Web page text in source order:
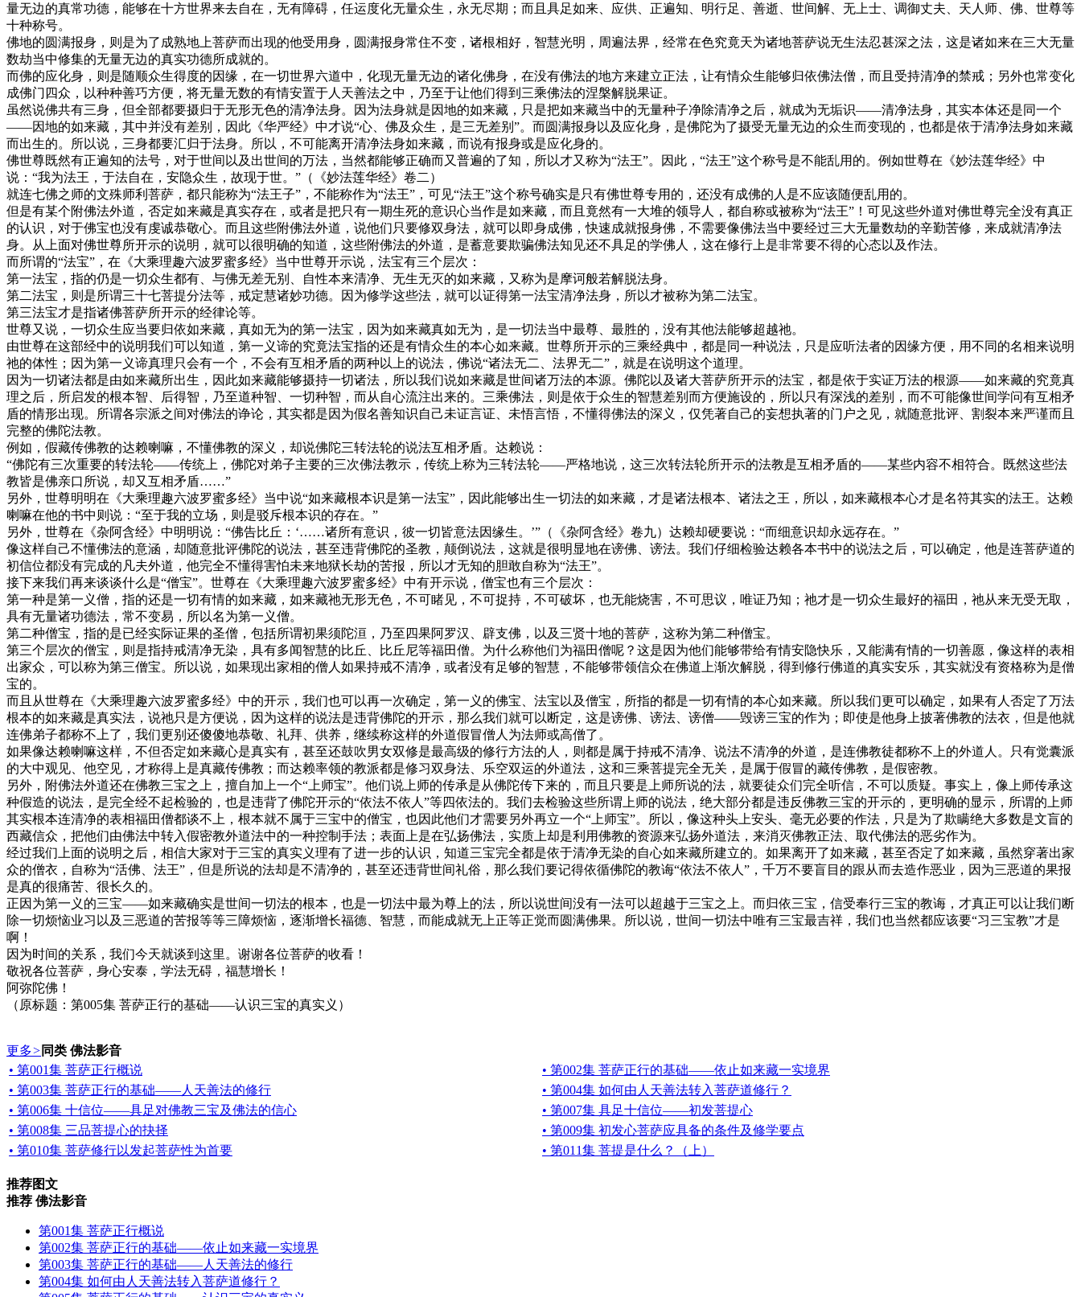
量无边的真常功德，能够在十方世界来去自在，无有障碍，任运度化无量众生，永无尽期；而且具足如来、应供、正遍知、明行足、善逝、世间解、无上士、调御丈夫、天人师、佛、世尊等
十种称号。
佛地的圆满报身，则是为了成熟地上菩萨而出现的他受用身，圆满报身常住不变，诸根相好，智慧光明，周遍法界，经常在色究竟天为诸地菩萨说无生法忍甚深之法，这是诸如来在三大无量
数劫当中修集的无量无边的真实功德所成就的。
而佛的应化身，则是随顺众生得度的因缘，在一切世界六道中，化现无量无边的诸化佛身，在没有佛法的地方来建立正法，让有情众生能够归依佛法僧，而且受持清净的禁戒；另外也常变化
成佛门四众，以种种善巧方便，将无量无数的有情安置于人天善法之中，乃至于让他们得到三乘佛法的涅槃解脱果证。
虽然说佛共有三身，但全部都要摄归于无形无色的清净法身。因为法身就是因地的如来藏，只是把如来藏当中的无量种子净除清净之后，就成为无垢识——清净法身，其实本体还是同一个
——因地的如来藏，其中并没有差别，因此《华严经》中才说“心、佛及众生，是三无差别”。而圆满报身以及应化身，是佛陀为了摄受无量无边的众生而变现的，也都是依于清净法身如来藏
而出生的。所以说，三身都要汇归于法身。所以，不可能离开清净法身如来藏，而说有报身或是应化身的。
佛世尊既然有正遍知的法号，对于世间以及出世间的万法，当然都能够正确而又普遍的了知，所以才又称为“法王”。因此，“法王”这个称号是不能乱用的。例如世尊在《妙法莲华经》中
说：“我为法王，于法自在，安隐众生，故现于世。”（《妙法莲华经》卷二）
就连七佛之师的文殊师利菩萨，都只能称为“法王子”，不能称作为“法王”，可见“法王”这个称号确实是只有佛世尊专用的，还没有成佛的人是不应该随便乱用的。
但是有某个附佛法外道，否定如来藏是真实存在，或者是把只有一期生死的意识心当作是如来藏，而且竟然有一大堆的领导人，都自称或被称为“法王”！可见这些外道对佛世尊完全没有真正
的认识，对于佛宝也没有虔诚恭敬心。而且这些附佛法外道，说他们只要修双身法，就可以即身成佛，快速成就报身佛，不需要像佛法当中要经过三大无量数劫的辛勤苦修，来成就清净法
身。从上面对佛世尊所开示的说明，就可以很明确的知道，这些附佛法的外道，是蓄意要欺骗佛法知见还不具足的学佛人，这在修行上是非常要不得的心态以及作法。
而所谓的“法宝”，在《大乘理趣六波罗蜜多经》当中世尊开示说，法宝有三个层次：
第一法宝，指的仍是一切众生都有、与佛无差无别、自性本来清净、无生无灭的如来藏，又称为是摩诃般若解脱法身。
第二法宝，则是所谓三十七菩提分法等，戒定慧诸妙功德。因为修学这些法，就可以证得第一法宝清净法身，所以才被称为第二法宝。
第三法宝才是指诸佛菩萨所开示的经律论等。
世尊又说，一切众生应当要归依如来藏，真如无为的第一法宝，因为如来藏真如无为，是一切法当中最尊、最胜的，没有其他法能够超越祂。
由世尊在这部经中的说明我们可以知道，第一义谛的究竟法宝指的还是有情众生的本心如来藏。世尊所开示的三乘经典中，都是同一种说法，只是应听法者的因缘方便，用不同的名相来说明
祂的体性；因为第一义谛真理只会有一个，不会有互相矛盾的两种以上的说法，佛说“诸法无二、法界无二”，就是在说明这个道理。
因为一切诸法都是由如来藏所出生，因此如来藏能够摄持一切诸法，所以我们说如来藏是世间诸万法的本源。佛陀以及诸大菩萨所开示的法宝，都是依于实证万法的根源——如来藏的究竟真
理之后，所启发的根本智、后得智，乃至道种智、一切种智，而从自心流注出来的。三乘佛法，则是依于众生的智慧差别而方便施设的，所以只有深浅的差别，而不可能像世间学问有互相矛
盾的情形出现。所谓各宗派之间对佛法的诤论，其实都是因为假名善知识自己未证言证、未悟言悟，不懂得佛法的深义，仅凭著自己的妄想执著的门户之见，就随意批评、割裂本来严谨而且
完整的佛陀法教。
例如，假藏传佛教的达赖喇嘛，不懂佛教的深义，却说佛陀三转法轮的说法互相矛盾。达赖说：
“佛陀有三次重要的转法轮——传统上，佛陀对弟子主要的三次佛法教示，传统上称为三转法轮——严格地说，这三次转法轮所开示的法教是互相矛盾的——某些内容不相符合。既然这些法
教皆是佛亲口所说，却又互相矛盾……”
另外，世尊明明在《大乘理趣六波罗蜜多经》当中说“如来藏根本识是第一法宝”，因此能够出生一切法的如来藏，才是诸法根本、诸法之王，所以，如来藏根本心才是名符其实的法王。达赖
喇嘛在他的书中则说：“至于我的立场，则是驳斥根本识的存在。”
另外，世尊在《杂阿含经》中明明说：“佛告比丘：‘……诸所有意识，彼一切皆意法因缘生。’”（《杂阿含经》卷九）达赖却硬要说：“而细意识却永远存在。”
像这样自己不懂佛法的意涵，却随意批评佛陀的说法，甚至违背佛陀的圣教，颠倒说法，这就是很明显地在谤佛、谤法。我们仔细检验达赖各本书中的说法之后，可以确定，他是连菩萨道的
初信位都没有完成的凡夫外道，他完全不懂得害怕未来地狱长劫的苦报，所以才无知的胆敢自称为“法王”。
接下来我们再来谈谈什么是“僧宝”。世尊在《大乘理趣六波罗蜜多经》中有开示说，僧宝也有三个层次：
第一种是第一义僧，指的还是一切有情的如来藏，如来藏祂无形无色，不可睹见，不可捉持，不可破坏，也无能烧害，不可思议，唯证乃知；祂才是一切众生最好的福田，祂从来无受无取，
具有无量诸功德法，常不变易，所以名为第一义僧。
第二种僧宝，指的是已经实际证果的圣僧，包括所谓初果须陀洹，乃至四果阿罗汉、辟支佛，以及三贤十地的菩萨，这称为第二种僧宝。
第三个层次的僧宝，则是指持戒清净无染，具有多闻智慧的比丘、比丘尼等福田僧。为什么称他们为福田僧呢？这是因为他们能够带给有情安隐快乐，又能满有情的一切善愿，像这样的表相
出家众，可以称为第三僧宝。所以说，如果现出家相的僧人如果持戒不清净，或者没有足够的智慧，不能够带领信众在佛道上渐次解脱，得到修行佛道的真实安乐，其实就没有资格称为是僧
宝的。
而且从世尊在《大乘理趣六波罗蜜多经》中的开示，我们也可以再一次确定，第一义的佛宝、法宝以及僧宝，所指的都是一切有情的本心如来藏。所以我们更可以确定，如果有人否定了万法
根本的如来藏是真实法，说祂只是方便说，因为这样的说法是违背佛陀的开示，那么我们就可以断定，这是谤佛、谤法、谤僧——毁谤三宝的作为；即使是他身上披著佛教的法衣，但是他就
连佛弟子都称不上了，我们更别还傻傻地恭敬、礼拜、供养，继续称这样的外道假冒僧人为法师或高僧了。
如果像达赖喇嘛这样，不但否定如来藏心是真实有，甚至还鼓吹男女双修是最高级的修行方法的人，则都是属于持戒不清净、说法不清净的外道，是连佛教徒都称不上的外道人。只有觉囊派
的大中观见、他空见，才称得上是真藏传佛教；而达赖率领的教派都是修习双身法、乐空双运的外道法，这和三乘菩提完全无关，是属于假冒的藏传佛教，是假密教。
另外，附佛法外道还在佛教三宝之上，擅自加上一个“上师宝”。他们说上师的传承是从佛陀传下来的，而且只要是上师所说的法，就要徒众们完全听信，不可以质疑。事实上，像上师传承这
种假造的说法，是完全经不起检验的，也是违背了佛陀开示的“依法不依人”等四依法的。我们去检验这些所谓上师的说法，绝大部分都是违反佛教三宝的开示的，更明确的显示，所谓的上师
其实根本连清净的表相福田僧都谈不上，根本就不属于三宝中的僧宝，也因此他们才需要另外再立一个“上师宝”。所以，像这种头上安头、毫无必要的作法，只是为了欺瞒绝大多数是文盲的
西藏信众，把他们由佛法中转入假密教外道法中的一种控制手法；表面上是在弘扬佛法，实质上却是利用佛教的资源来弘扬外道法，来消灭佛教正法、取代佛法的恶劣作为。
经过我们上面的说明之后，相信大家对于三宝的真实义理有了进一步的认识，知道三宝完全都是依于清净无染的自心如来藏所建立的。如果离开了如来藏，甚至否定了如来藏，虽然穿著出家
众的僧衣，自称为“活佛、法王”，但是所说的法却是不清净的，甚至还违背世间礼俗，那么我们要记得依循佛陀的教诲“依法不依人”，千万不要盲目的跟从而去造作恶业，因为三恶道的果报
是真的很痛苦、很长久的。
正因为第一义的三宝——如来藏确实是世间一切法的根本，也是一切法中最为尊上的法，所以说世间没有一法可以超越于三宝之上。而归依三宝，信受奉行三宝的教诲，才真正可以让我们断
除一切烦恼业习以及三恶道的苦报等等三障烦恼，逐渐增长福德、智慧，而能成就无上正等正觉而圆满佛果。所以说，世间一切法中唯有三宝最吉祥，我们也当然都应该要“习三宝教”才是
啊！
因为时间的关系，我们今天就谈到这里。谢谢各位菩萨的收看！
敬祝各位菩萨，身心安泰，学法无碍，福慧增长！
阿弥陀佛！
（原标题：第005集 菩萨正行的基础——认识三宝的真实义）
更多> 同类 佛法影音
• 第001集 菩萨正行概说
• 第002集 菩萨正行的基础——依止如来藏一实境界
• 第003集 菩萨正行的基础——人天善法的修行
• 第004集 如何由人天善法转入菩萨道修行？
• 第006集 十信位——具足对佛教三宝及佛法的信心
• 第007集 具足十信位——初发菩提心
• 第008集 三品菩提心的抉择
• 第009集 初发心菩萨应具备的条件及修学要点
• 第010集 菩萨修行以发起菩萨性为首要
• 第011集 菩提是什么？（上）
推荐图文
推荐 佛法影音
第001集 菩萨正行概说
第002集 菩萨正行的基础——依止如来藏一实境界
第003集 菩萨正行的基础——人天善法的修行
第004集 如何由人天善法转入菩萨道修行？